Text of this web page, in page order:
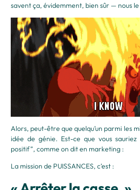
savent ça, évidemment, bien sûr — nous le
Alors, peut-être que quelqu’un parmi les
idée de génie. Est-ce que vous
positif”, comme on dit en marketing :
La mission de PUISSANCES, c’est :